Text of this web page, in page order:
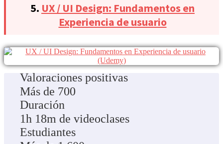
5. UX / UI Design: Fundamentos en
Experiencia de usuario
Valoraciones positivas
Más de 700
Duración
1h 18m de videoclases
Estudiantes